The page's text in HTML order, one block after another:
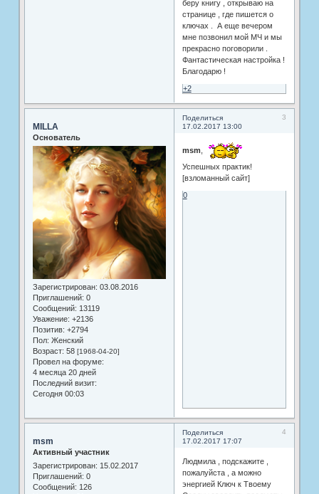
беру книгу , открываю на
странице , где пишется о
ключах . А еще вечером
мне позвонил мой МЧ и мы
прекрасно поговорили .
Фантастическая настройка !
Благодарю !
+2
Поделиться
3
17.02.2017 13:00
MILLA
Основатель
Зарегистрирован: 03.08.2016
Приглашений: 0
Сообщений: 13119
Уважение: +2136
Позитив: +2794
Пол: Женский
Возраст: 58 [1968-04-20]
Провел на форуме:
4 месяца 20 дней
Последний визит:
Сегодня 00:03
msm
Успешных практик!
[взломанный сайт]
0
Поделиться
4
17.02.2017 17:07
msm
Активный участник
Зарегистрирован: 15.02.2017
Приглашений: 0
Сообщений: 126
Людмила , подскажите ,
пожалуйста , а можно
энергией Ключ к Твоему